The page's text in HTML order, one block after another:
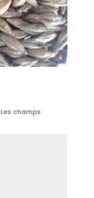
Les champs